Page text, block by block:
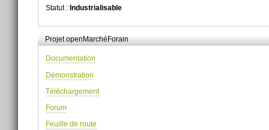
Statut : Industrialisable
Projet openMarchéForain
Documentation
Démonstration
Téléchargement
Forum
Feuille de route